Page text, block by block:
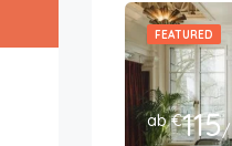
FEATURED
ab €115/